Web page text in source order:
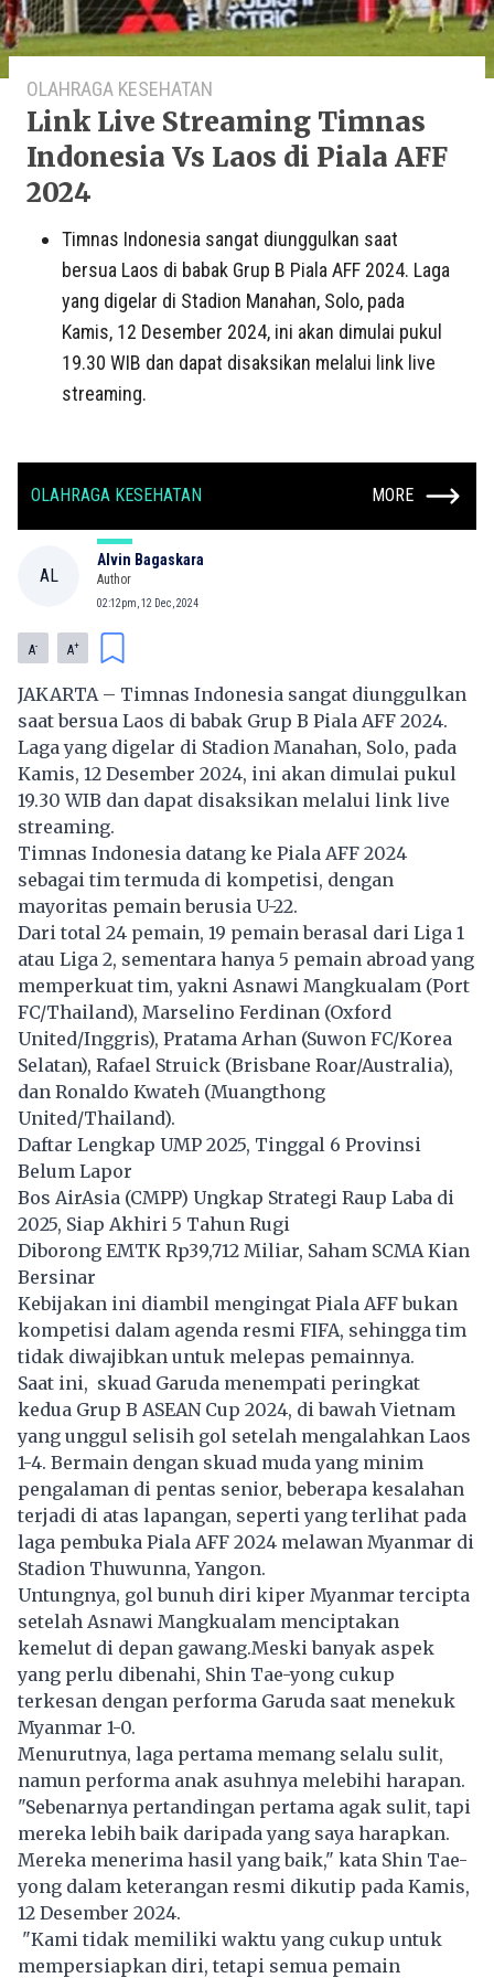
OLAHRAGA KESEHATAN
Link Live Streaming Timnas
Indonesia Vs Laos di Piala AFF
2024
Timnas Indonesia sangat diunggulkan saat
bersua Laos di babak Grup B Piala AFF 2024. Laga
yang digelar di Stadion Manahan, Solo, pada
Kamis, 12 Desember 2024, ini akan dimulai pukul
19.30 WIB dan dapat disaksikan melalui link live
streaming.
OLAHRAGA KESEHATAN MORE
AL
Alvin Bagaskara
Author
02:12pm, 12 Dec, 2024
A- A+
JAKARTA – Timnas Indonesia sangat diunggulkan
saat bersua Laos di babak Grup B Piala AFF 2024.
Laga yang digelar di Stadion Manahan, Solo, pada
Kamis, 12 Desember 2024, ini akan dimulai pukul
19.30 WIB dan dapat disaksikan melalui link live
streaming.
Timnas Indonesia datang ke Piala AFF 2024
sebagai tim termuda di kompetisi, dengan
mayoritas pemain berusia U-22.
Dari total 24 pemain, 19 pemain berasal dari Liga 1
atau Liga 2, sementara hanya 5 pemain abroad yang
memperkuat tim, yakni Asnawi Mangkualam (Port
FC/Thailand), Marselino Ferdinan (Oxford
United/Inggris), Pratama Arhan (Suwon FC/Korea
Selatan), Rafael Struick (Brisbane Roar/Australia),
dan Ronaldo Kwateh (Muangthong
United/Thailand).
Daftar Lengkap UMP 2025, Tinggal 6 Provinsi
Belum Lapor
Bos AirAsia (CMPP) Ungkap Strategi Raup Laba di
2025, Siap Akhiri 5 Tahun Rugi
Diborong EMTK Rp39,712 Miliar, Saham SCMA Kian
Bersinar
Kebijakan ini diambil mengingat Piala AFF bukan
kompetisi dalam agenda resmi FIFA, sehingga tim
tidak diwajibkan untuk melepas pemainnya.
Saat ini, skuad Garuda menempati peringkat
kedua Grup B ASEAN Cup 2024, di bawah Vietnam
yang unggul selisih gol setelah mengalahkan Laos
1-4. Bermain dengan skuad muda yang minim
pengalaman di pentas senior, beberapa kesalahan
terjadi di atas lapangan, seperti yang terlihat pada
laga pembuka Piala AFF 2024 melawan Myanmar di
Stadion Thuwunna, Yangon.
Untungnya, gol bunuh diri kiper Myanmar tercipta
setelah Asnawi Mangkualam menciptakan
kemelut di depan gawang.Meski banyak aspek
yang perlu dibenahi, Shin Tae-yong cukup
terkesan dengan performa Garuda saat menekuk
Myanmar 1-0.
Menurutnya, laga pertama memang selalu sulit,
namun performa anak asuhnya melebihi harapan.
"Sebenarnya pertandingan pertama agak sulit, tapi
mereka lebih baik daripada yang saya harapkan.
Mereka menerima hasil yang baik," kata Shin Tae-
yong dalam keterangan resmi dikutip pada Kamis,
12 Desember 2024.
"Kami tidak memiliki waktu yang cukup untuk
mempersiapkan diri, tetapi semua pemain